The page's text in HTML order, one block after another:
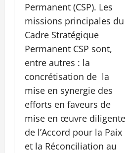
Permanent (CSP). Les
missions principales du
Cadre Stratégique
Permanent CSP sont,
entre autres : la
concrétisation de la
mise en synergie des
efforts en faveurs de
mise en œuvre diligente
de l’Accord pour la Paix
et la Réconciliation au